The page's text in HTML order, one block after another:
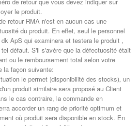
le produit.
retour RMA n'est en aucun cas une
du produit. En effet, seul le personnel
ApS qui examinera et testera le produit ,
défaut. S'il s'avère que la défectuosité était
ou le remboursement total selon votre
la façon suivante:
le permet (disponibilité des stocks), un
produit similaire sera proposé au Client
le cas contraire, la commande en
accorder un rang de priorité optimum et
où produit sera disponible en stock. En